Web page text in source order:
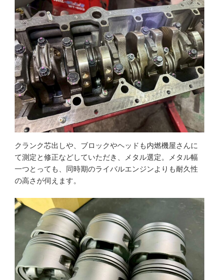
クランク芯出しや、ブロックやヘッドも内燃機屋さんに
て測定と修正などしていただき、メタル選定。メタル幅
一つとっても、同時期のライバルエンジンよりも耐久性
の高さが伺えます。